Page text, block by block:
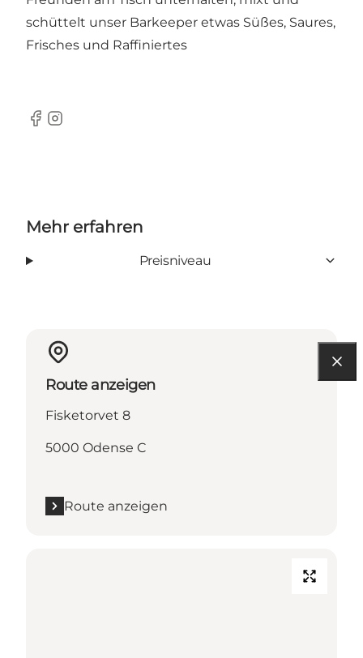
schüttelt unser Barkeeper etwas Süßes, Saures,
Frisches und Raffiniertes
Facebook
Instagram
Mehr erfahren
Preisniveau
Route anzeigen
Fisketorvet 8
5000 Odense C
Route anzeigen